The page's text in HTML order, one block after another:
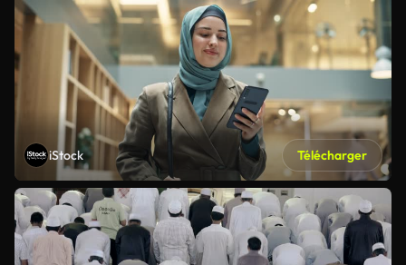
iStock Télécharger